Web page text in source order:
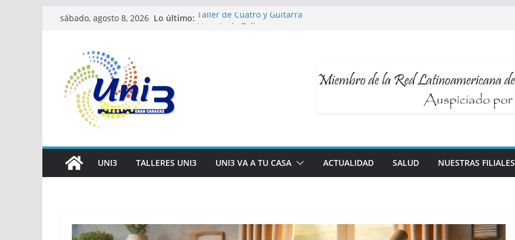
Saltarsábado, agosto 8, 2026 Lo último: Taller de Cuatro y Guitarra
UNI3 TALLERES UNI3 UNI3 VA A TU CASA ACTUALIDAD SALUD NUESTRAS FILIALES